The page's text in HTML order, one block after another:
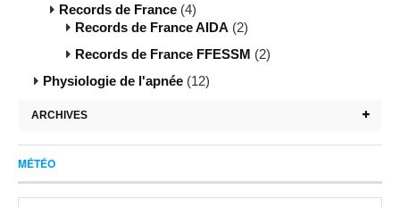
Records de France (4)
Records de France AIDA (2)
Records de France FFESSM (2)
Physiologie de l'apnée (12)
ARCHIVES
MÉTÉO